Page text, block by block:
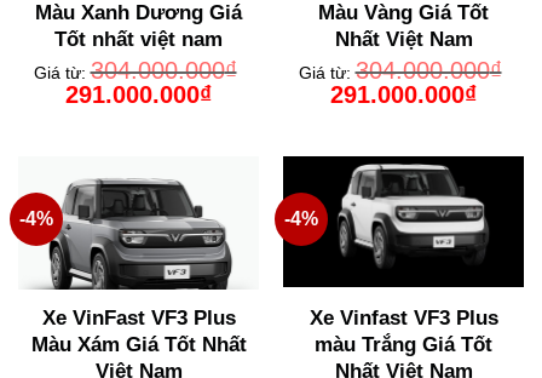
Màu Xanh Dương Giá
Tốt nhất việt nam
Giá từ:304.000.000₫
Giá
gốc
291.000.000₫Giá
hiện
Màu Vàng Giá Tốt
Nhất Việt Nam
Giá từ:304.000.000₫
Giá
gốc
291.000.000₫Giá
hiện
-4%
Xe VinFast VF3 Plus
Màu Xám Giá Tốt Nhất
Việt Nam
-4%
Xe Vinfast VF3 Plus
màu Trắng Giá Tốt
Nhất Việt Nam